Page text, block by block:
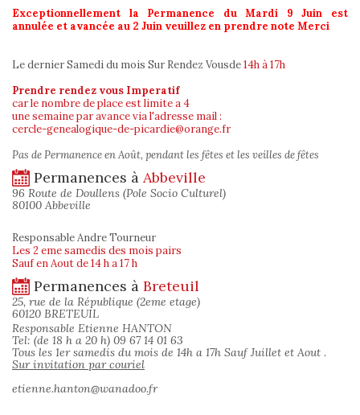
Exceptionnellement la Permanence du Mardi 9 Juin est
annulée et avancée au 2 Juin veuillez en prendre note Merci
Le dernier Samedi du mois Sur Rendez Vousde14h à 17h
Prendre rendez vous Imperatif
car le nombre de place est limite a 4
une semaine par avance via l'adresse mail :
cercle-genealogique-de-picardie@orange.fr
Pas de Permanence en Août, pendant les fêtes et les veilles de fêtes
Permanences à Abbeville
96 Route de Doullens (Pole Socio Culturel)
80100 Abbeville
Responsable Andre Tourneur
Les 2 eme samedis des mois pairs
Sauf en Aout de 14 h a 17 h
Permanences à Breteuil
25, rue de la République (2eme etage)
60120 BRETEUIL
Responsable Etienne HANTON
Tel: (de 18 h a 20 h) 09 67 14 01 63
Tous les 1er samedis du mois de 14h a 17h Sauf Juillet et Aout .
Sur invitation par couriel
etienne.hanton@wanadoo.fr